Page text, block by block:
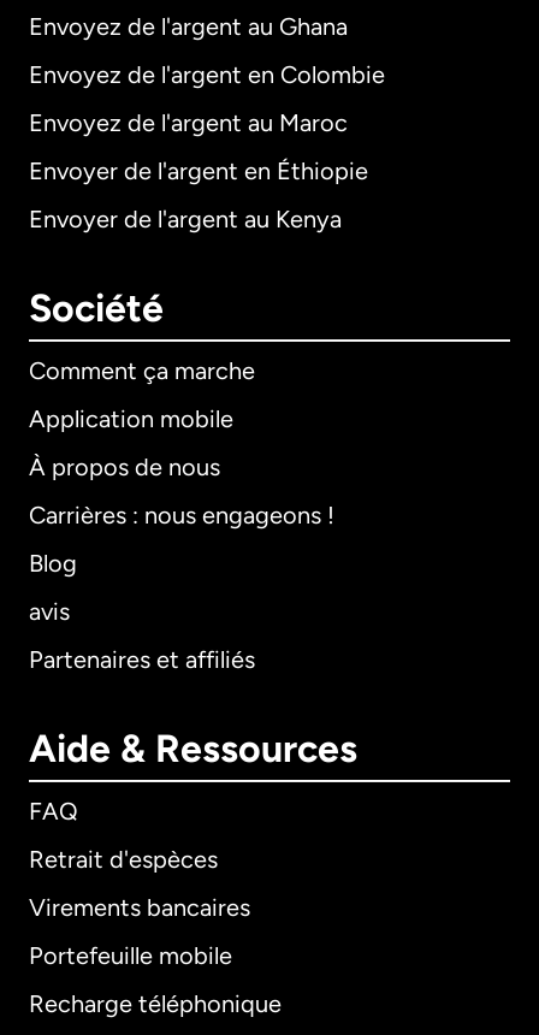
Envoyez de l'argent au Ghana
Envoyez de l'argent en Colombie
Envoyez de l'argent au Maroc
Envoyer de l'argent en Éthiopie
Envoyer de l'argent au Kenya
Société
Comment ça marche
Application mobile
À propos de nous
Carrières : nous engageons !
Blog
avis
Partenaires et affiliés
Aide & Ressources
FAQ
Retrait d'espèces
Virements bancaires
Portefeuille mobile
Recharge téléphonique